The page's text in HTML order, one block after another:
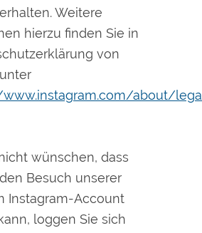
Weitere
hierzu finden Sie in
von
about/
wünschen, dass
Besuch unserer
Instagram-Account
loggen Sie sich